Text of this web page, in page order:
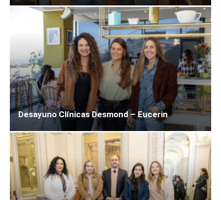
Desayuno Clínicas Desmond – Eucerin